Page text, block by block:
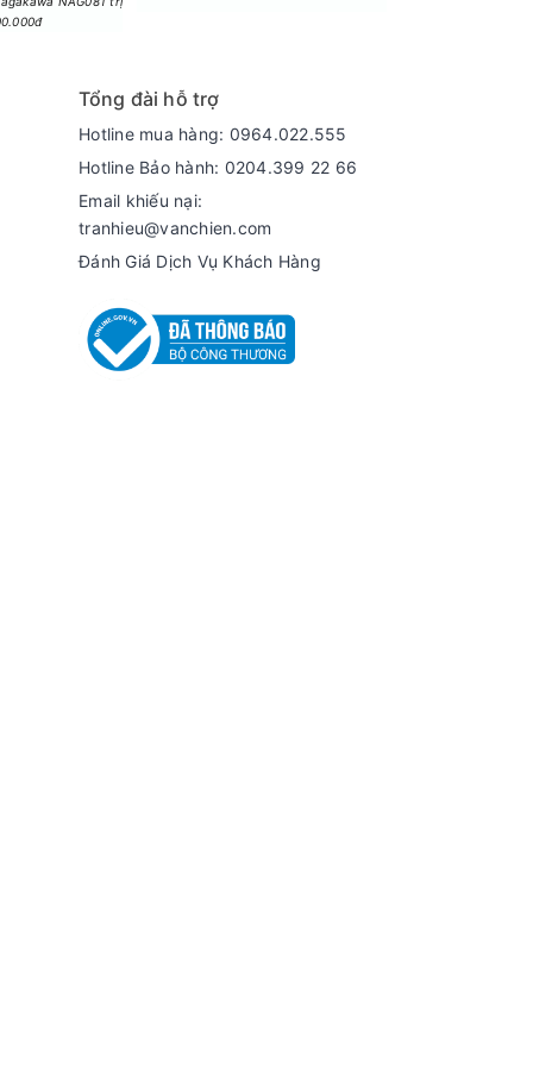
để bàn hoặc treo tường, phù hợp với mọi
chỉ là một thiết bị lọc nước mà còn là một
Tổng đài hỗ trợ
Hotline mua hàng: 0964.022.555
Hotline Bảo hành: 0204.399 22 66
Email khiếu nại:
tranhieu@vanchien.com
Đánh Giá Dịch Vụ Khách Hàng